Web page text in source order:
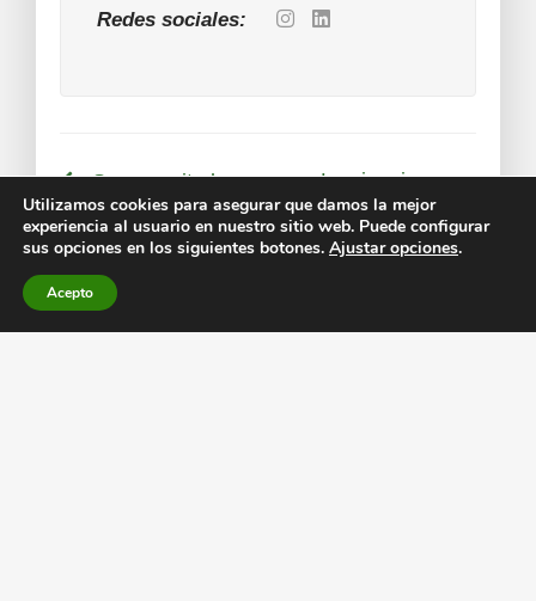
Redes sociales:
¿Se necesita la
sinergia del arte y
de la ciencia para
crear nuevas
La ciencia como
herramienta de
resolución de
enigmas
Utilizamos cookies para asegurar que damos la mejor
experiencia al usuario en nuestro sitio web. Puede configurar
sus opciones en los siguientes botones. Ajustar opciones.
Acepto